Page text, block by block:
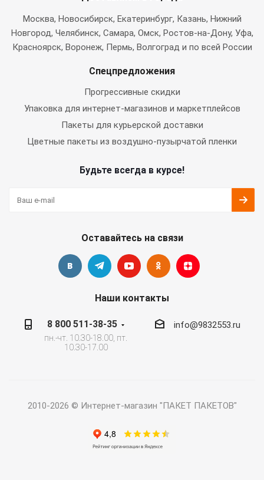
Москва, Новосибирск, Екатеринбург, Казань, Нижний
Новгород, Челябинск, Самара, Омск, Ростов-на-Дону, Уфа,
Красноярск, Воронеж, Пермь, Волгоград и по всей России
Спецпредложения
Прогрессивные скидки
Упаковка для интернет-магазинов и маркетплейсов
Пакеты для курьерской доставки
Цветные пакеты из воздушно-пузырчатой пленки
Будьте всегда в курсе!
Оставайтесь на связи
Наши контакты
8 800 511-38-35
пн.-чт. 10.30-18.00, пт.
10.30-17.00
info@9832553.ru
2010-2026 © Интернет-магазин "ПАКЕТ ПАКЕТОВ"